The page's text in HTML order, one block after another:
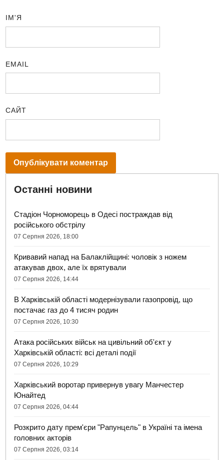
ІМ'Я
EMAIL
САЙТ
Останні новини
Стадіон Чорноморець в Одесі постраждав від
російського обстрілу
07 Серпня 2026, 18:00
Кривавий напад на Балаклійщині: чоловік з ножем
атакував двох, але їх врятували
07 Серпня 2026, 14:44
В Харківській області модернізували газопровід, що
постачає газ до 4 тисяч родин
07 Серпня 2026, 10:30
Атака російських військ на цивільний об'єкт у
Харківській області: всі деталі події
07 Серпня 2026, 10:29
Харківський воротар привернув увагу Манчестер
Юнайтед
07 Серпня 2026, 04:44
Розкрито дату прем'єри "Рапунцель" в Україні та імена
головних акторів
07 Серпня 2026, 03:14